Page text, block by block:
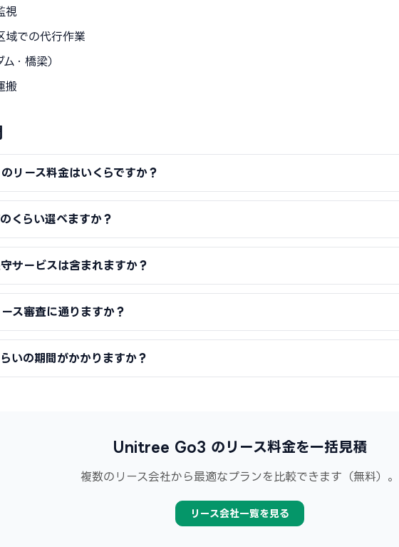
視
域での代行作業
・橋梁）
搬
ース料金はいくらですか？
くらい選べますか？
サービスは含まれますか？
ス審査に通りますか？
いの期間がかかりますか？
Unitree Go3 のリース料金を一括見積
複数のリース会社から最適なプランを比較できます（無料）。
リース会社一覧を見る